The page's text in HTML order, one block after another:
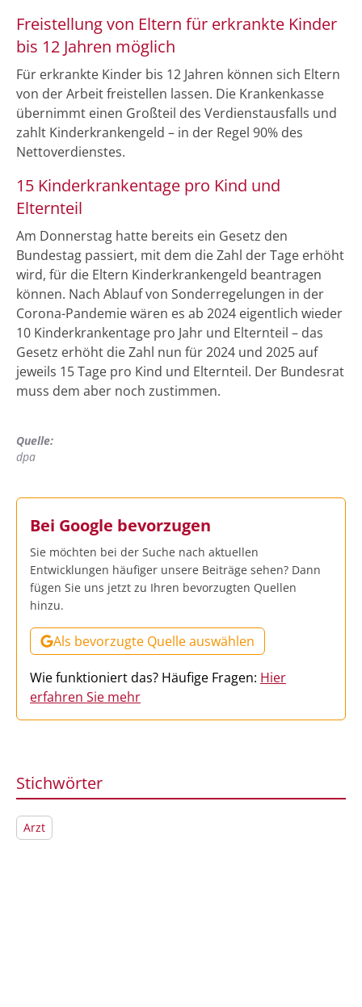
Freistellung von Eltern für erkrankte Kinder
bis 12 Jahren möglich
Für erkrankte Kinder bis 12 Jahren können sich Eltern
von der Arbeit freistellen lassen. Die Krankenkasse
übernimmt einen Großteil des Verdienstausfalls und
zahlt Kinderkrankengeld – in der Regel 90% des
Nettoverdienstes.
15 Kinderkrankentage pro Kind und
Elternteil
Am Donnerstag hatte bereits ein Gesetz den
Bundestag passiert, mit dem die Zahl der Tage erhöht
wird, für die Eltern Kinderkrankengeld beantragen
können. Nach Ablauf von Sonderregelungen in der
Corona-Pandemie wären es ab 2024 eigentlich wieder
10 Kinderkrankentage pro Jahr und Elternteil – das
Gesetz erhöht die Zahl nun für 2024 und 2025 auf
jeweils 15 Tage pro Kind und Elternteil. Der Bundesrat
muss dem aber noch zustimmen.
Quelle:
dpa
Bei Google bevorzugen
Sie möchten bei der Suche nach aktuellen
Entwicklungen häufiger unsere Beiträge sehen? Dann
fügen Sie uns jetzt zu Ihren bevorzugten Quellen
hinzu.
Als bevorzugte Quelle auswählen
Wie funktioniert das? Häufige Fragen: Hier
erfahren Sie mehr
Stichwörter
Arzt